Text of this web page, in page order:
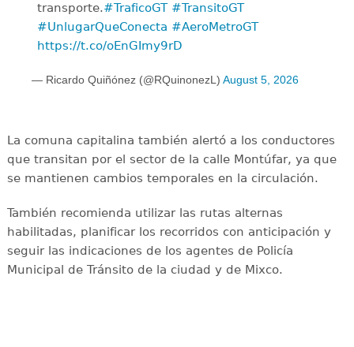
transporte.#TraficoGT #TransitoGT
#UnlugarQueConecta #AeroMetroGT
https://t.co/oEnGImy9rD
— Ricardo Quiñónez (@RQuinonezL) August 5, 2026
La comuna capitalina también alertó a los conductores
que transitan por el sector de la calle Montúfar, ya que
se mantienen cambios temporales en la circulación.
También recomienda utilizar las rutas alternas
habilitadas, planificar los recorridos con anticipación y
seguir las indicaciones de los agentes de Policía
Municipal de Tránsito de la ciudad y de Mixco.